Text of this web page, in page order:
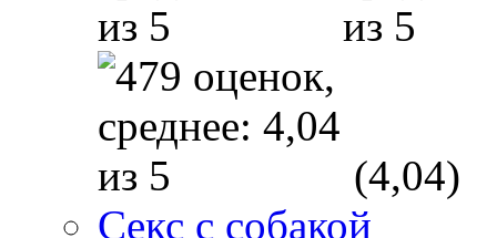
(4,04)
Секс с собакой